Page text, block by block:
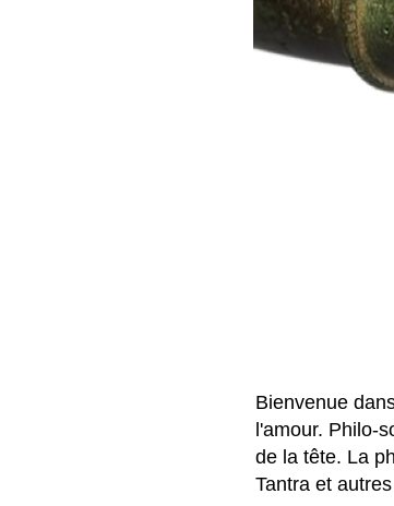
Bienvenue
l'amour. Philo-
de la tête. La
Tantra et